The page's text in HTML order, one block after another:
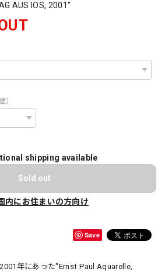
AUS IOS, 2001"
）
shipping available
Sold out
内にお住まいの方向け
Save
年にあった"Ernst Paul Aquarelle,